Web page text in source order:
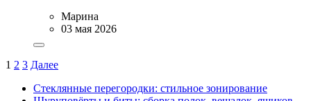
Марина
03 мая 2026
1 2 3 Далее
Стеклянные перегородки: стильное зонирование